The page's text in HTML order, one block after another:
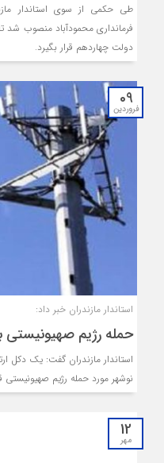
طی حکمی از سوی استاندار
فرمانداری محمودآباد منصوب شد
دولت چهاردهم قرار بگیرد.
09
فروردین
استاندار مازندران خبر داد:
حمله رژیم صهیونیستی
استاندار مازندران گفت: یک دکل
نوشهر مورد حمله رژیم صهیونیستی
12
مهر